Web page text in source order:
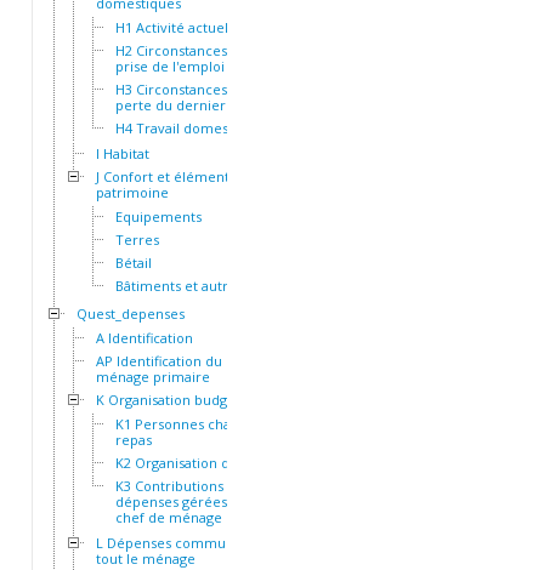
H1 Activité actuelle
H2 Circonstances de la
prise de l'emploi actuel
H3 Circonstances de la
perte du dernier emploi
H4 Travail domestique
I Habitat
J Confort et éléments de
patrimoine
Equipements
Terres
Bétail
Bâtiments et autres actifs
Quest_depenses
A Identification
AP Identification du
ménage primaire
K Organisation budgétaire
K1 Personnes chargées du
repas
K2 Organisation des repas
K3 Contributions et
dépenses gérées par le
chef de ménage
L Dépenses communes à
tout le ménage